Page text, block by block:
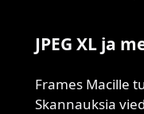
JPEG XL ja
Frames Macille
Skannauksia